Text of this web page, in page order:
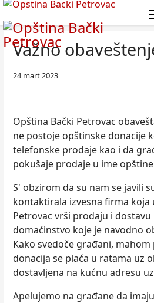
Važno
24 mart 2023
Opština Bački Petrovac
ne postoje opštinske donacije
telefonske prodaje kao i da
pokušaje prodaje u ime
S' obzirom da su nam se javili
kontaktirala izvesna firma koja
Petrovac vrši prodaju i
domaćinstvo koje je navodno
Kako svedoče građani,
donacija se plaća u ratama uz
dostavljena na kućnu adresu
Apelujemo na građane da